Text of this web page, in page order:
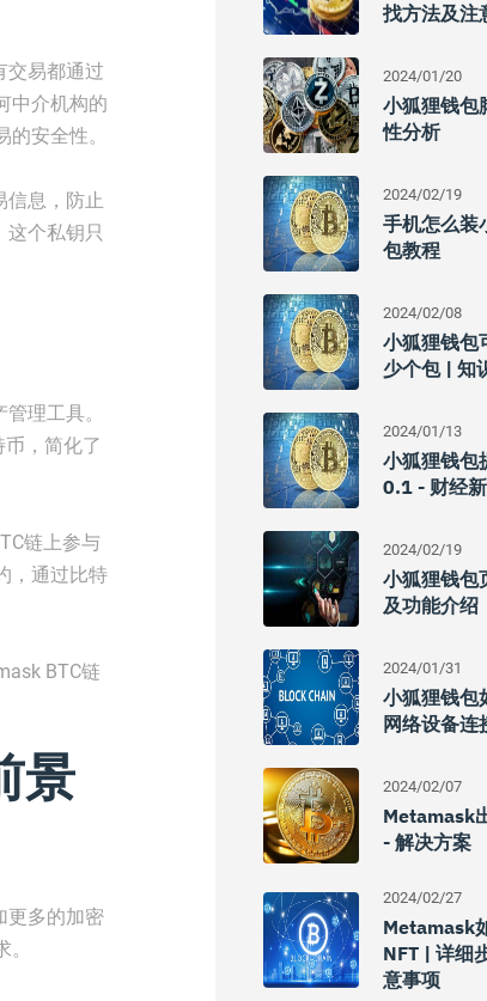
交易都通过
中介机构的
安全性。
信息，防止
这个私钥只
理工具。
，简化了
链上参与
，通过比特
BTC链
景
更多的加密
找方法及注
2024/01/20
小狐狸钱包
性分析
2024/02/19
手机怎么装
包教程
2024/02/08
小狐狸钱包
少个包 | 知
2024/01/13
小狐狸钱包
0.1 - 财经
2024/02/19
小狐狸钱包
及功能介绍
2024/01/31
小狐狸钱包
网络设备连
2024/02/07
Metamask
- 解决方案
2024/02/27
Metamask
NFT | 详细
意事项